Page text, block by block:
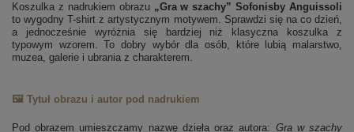
Koszulka z nadrukiem obrazu „Gra w szachy” Sofonisby Anguissoli
to wygodny T-shirt z artystycznym motywem. Sprawdzi się na co dzień,
a jednocześnie wyróżnia się bardziej niż klasyczna koszulka z
typowym wzorem. To dobry wybór dla osób, które lubią malarstwo,
muzea, galerie i ubrania z charakterem.
🖼️ Tytuł obrazu i autor pod nadrukiem
Pod obrazem umieszczamy nazwę dzieła oraz autora: Gra w szachy